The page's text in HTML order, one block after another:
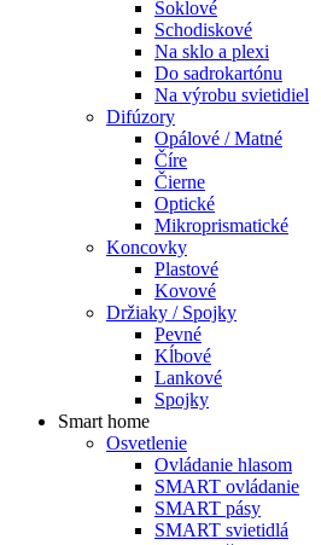
Soklové
Schodiskové
Na sklo a plexi
Do sadrokartónu
Na výrobu svietidiel
Difúzory
Opálové / Matné
Číre
Čierne
Optické
Mikroprismatické
Koncovky
Plastové
Kovové
Držiaky / Spojky
Pevné
Kĺbové
Lankové
Spojky
Smart home
Osvetlenie
Ovládanie hlasom
SMART ovládanie
SMART pásy
SMART svietidlá